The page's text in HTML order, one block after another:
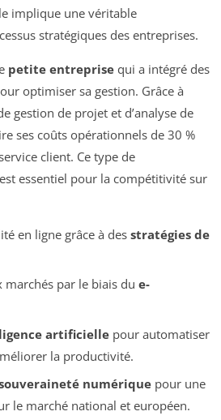
implique une véritable
stratégiques des entreprises.
petite entreprise qui a intégré des
optimiser sa gestion. Grâce à
gestion de projet et d’analyse de
ses coûts opérationnels de 30 %
client. Ce type de
essentiel pour la compétitivité sur
en ligne grâce à des stratégies de
marchés par le biais du e-
artificiellepour automatiser
la productivité.
numériquepour une
le marché national et européen.